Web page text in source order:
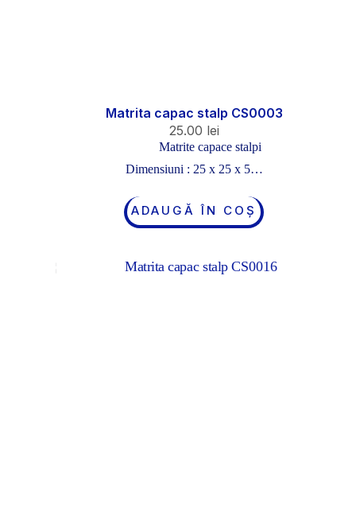
Matrita capac stalp CS0003
25.00 lei
Matrite capace stalpi
Dimensiuni : 25 x 25 x 5…
ADAUGĂ ÎN COȘ